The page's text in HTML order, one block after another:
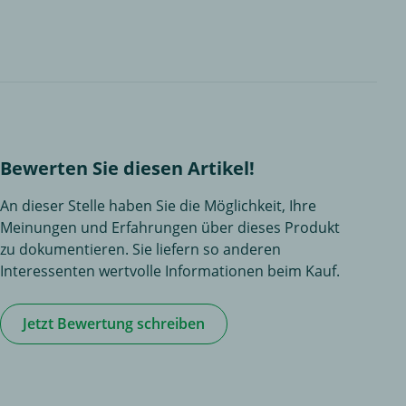
Bewerten Sie diesen Artikel!
An dieser Stelle haben Sie die Möglichkeit, Ihre
Meinungen und Erfahrungen über dieses Produkt
zu dokumentieren. Sie liefern so anderen
Interessenten wertvolle Informationen beim Kauf.
Jetzt Bewertung schreiben